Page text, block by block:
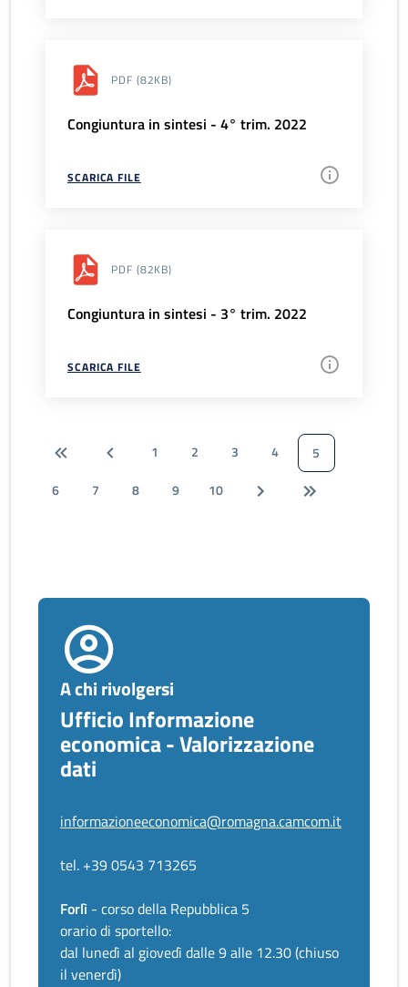
PDF (82KB)
Congiuntura in sintesi - 4° trim. 2022
SCARICA FILE
PDF (82KB)
Congiuntura in sintesi - 3° trim. 2022
SCARICA FILE
1 2 3 4
5
6
7 8 9 10
A chi rivolgersi
Ufficio Informazione
economica - Valorizzazione
dati
informazioneeconomica@romagna.camcom.it
tel. +39 0543 713265
Forlì - corso della Repubblica 5
orario di sportello:
dal lunedì al giovedì dalle 9 alle 12.30 (chiuso
il venerdì)